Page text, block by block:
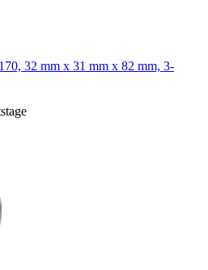
32 mm x 31 mm x 82 mm, 3-